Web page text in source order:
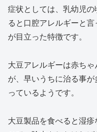
症状としては、乳幼児
ると口腔アレルギーと
が目立った特徴です。
大豆アレルギーは赤ち
が、早いうちに治る事
っているようです。
大豆製品を食べると湿